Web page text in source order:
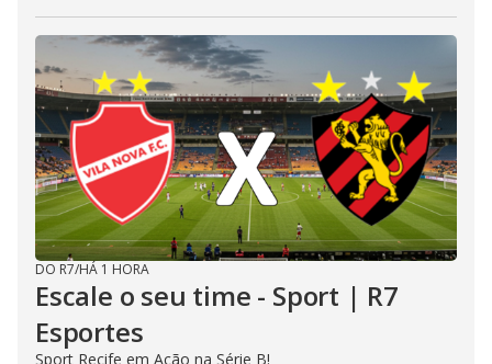
DO R7/HÁ 1 HORA
Escale o seu time - Sport | R7
Esportes
Sport Recife em Ação na Série B!